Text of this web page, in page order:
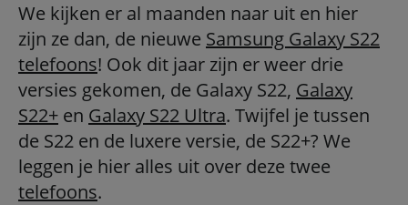
We kijken er al maanden naar uit en hier
zijn ze dan, de nieuwe Samsung Galaxy S22
telefoons! Ook dit jaar zijn er weer drie
versies gekomen, de Galaxy S22, Galaxy
S22+ en Galaxy S22 Ultra. Twijfel je tussen
de S22 en de luxere versie, de S22+? We
leggen je hier alles uit over deze twee
telefoons.